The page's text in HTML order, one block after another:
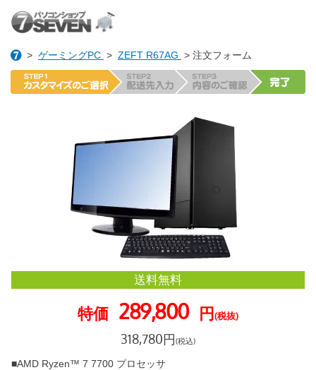
> ゲーミングPC > ZEFT R67AG > 注文フォーム
送料無料
特価 289,800 円(税抜)
318,780円(税込)
■AMD Ryzen™ 7 7700 プロセッサ